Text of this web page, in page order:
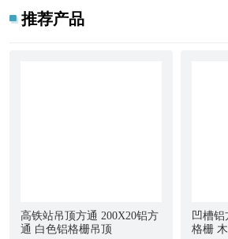
的地方就是玻纤板的阻燃,吸声,吸潮能力
品的高要求。因该产品采用的是防火型材料
做吸声吊顶,能降低室内的混响声,从而优化
推荐产品
高铁站吊顶方通 200X20铝方
通 白色铝格栅吊顶
凹槽铝
格栅